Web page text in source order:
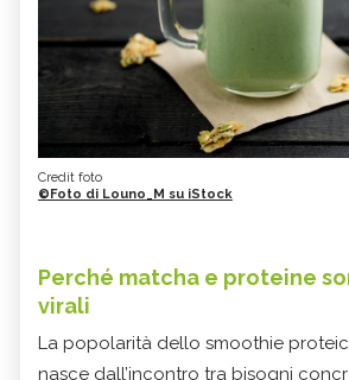
Credit foto
©Foto di Louno_M su iStock
Perché matcha e proteine
virali
La popolarità dello smoothie
nasce dall’incontro tra bisogni